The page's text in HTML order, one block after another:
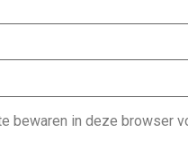
bewaren in deze browser